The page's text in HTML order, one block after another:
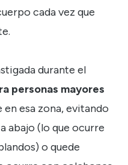
cada vez que
durante el
personas mayores
esa zona, evitando
abajo (lo que ocurre
o quede